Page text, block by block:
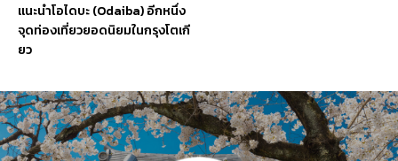
แนะนำโอไดบะ (Odaiba) อีกหนึ่ง
จุดท่องเที่ยวยอดนิยมในกรุงโตเกี
ยว